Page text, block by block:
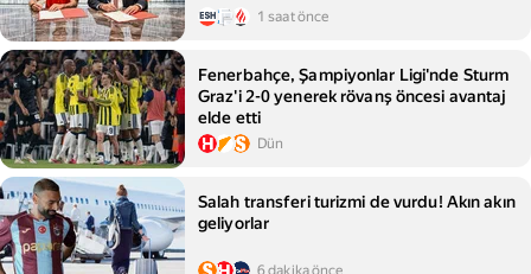
1 saat önce
Fenerbahçe, Şampiyonlar Ligi'nde Sturm
Graz'i 2-0 yenerek rövanş öncesi avantaj
elde etti
Dün
Salah transferi turizmi de vurdu! Akın akın
geliyorlar
6 dakika önce